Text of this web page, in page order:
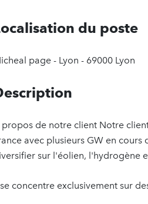
du poste
page - Lyon - 69000 Lyon
propos de notre client Notre
avec plusieurs GW en
sur l'éolien, l'hydrogène
concentre exclusivement sur